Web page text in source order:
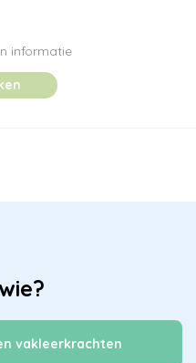
informatie
vakleerkrachten